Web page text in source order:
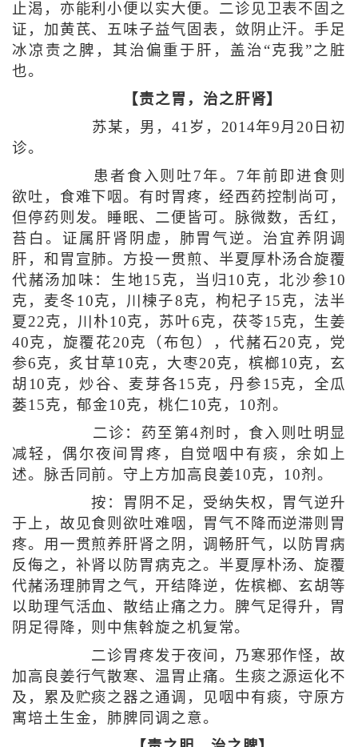
止渴，亦能利小便以实大便。二诊见卫表不固之
证，加黄芪、五味子益气固表，敛阴止汗。手足
冰凉责之脾，其治偏重于肝，盖治“克我”之脏
也。
【责之胃，治之肝肾】
苏某，男，41岁，2014年9月20日初
诊。
患者食入则吐7年。7年前即进食则
欲吐，食难下咽。有时胃疼，经西药控制尚可，
但停药则发。睡眠、二便皆可。脉微数，舌红，
苔白。证属肝肾阴虚，肺胃气逆。治宜养阴调
肝，和胃宣肺。方投一贯煎、半夏厚朴汤合旋覆
代赭汤加味：生地15克，当归10克，北沙参10
克，麦冬10克，川楝子8克，枸杞子15克，法半
夏22克，川朴10克，苏叶6克，茯苓15克，生姜
40克，旋覆花20克（布包），代赭石20克，党
参6克，炙甘草10克，大枣20克，槟榔10克，玄
胡10克，炒谷、麦芽各15克，丹参15克，全瓜
蒌15克，郁金10克，桃仁10克，10剂。
二诊：药至第4剂时，食入则吐明显
减轻，偶尔夜间胃疼，自觉咽中有痰，余如上
述。脉舌同前。守上方加高良姜10克，10剂。
按：胃阴不足，受纳失权，胃气逆升
于上，故见食则欲吐难咽，胃气不降而逆滞则胃
疼。用一贯煎养肝肾之阴，调畅肝气，以防胃病
反侮之，补肾以防胃病克之。半夏厚朴汤、旋覆
代赭汤理肺胃之气，开结降逆，佐槟榔、玄胡等
以助理气活血、散结止痛之力。脾气足得升，胃
阴足得降，则中焦斡旋之机复常。
二诊胃疼发于夜间，乃寒邪作怪，故
加高良姜行气散寒、温胃止痛。生痰之源运化不
及，累及贮痰之器之通调，见咽中有痰，守原方
寓培土生金，肺脾同调之意。